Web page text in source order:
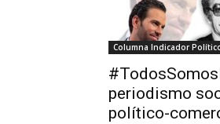
Columna Indicador
periodismo
político-